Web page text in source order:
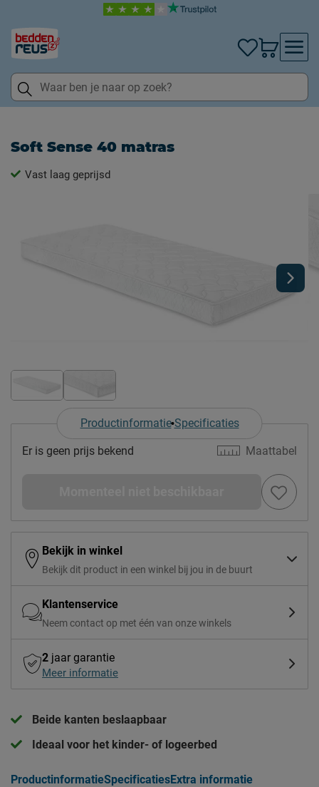
Soft Sense 40 matras
Vast laag geprijsd
Productinformatie Specificaties
Maattabel
Er is geen prijs bekend
Bekijk in winkel
Bekijk dit product in een winkel bij jou in de buurt
Klantenservice
Neem contact op met één van onze winkels
2 jaar garantie
Meer informatie
Beide kanten beslaapbaar
Ideaal voor het kinder- of logeerbed
ProductinformatieSpecificatiesExtra informatie